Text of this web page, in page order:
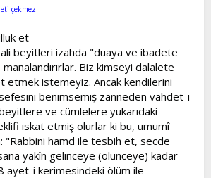
çekmez.
et
beyitleri izahda "duaya ve ibadete
Biz kimseyi dalalete
etmek istemeyiz. Ancak kendilerini
benimsemiş zanneden vahdet-i
ve cümlelere yukarıdaki
ıskat etmiş olurlar ki bu, umumî
"Rabbini hamd ile tesbih et, secde
yakîn gelinceye (ölünceye) kadar
ayet-i kerimesindeki ölüm ile